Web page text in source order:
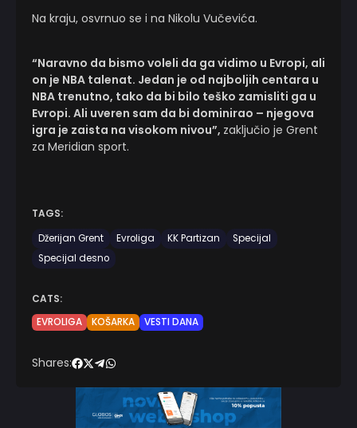
Na kraju, osvrnuo se i na Nikolu Vučevića.
“Naravno da bismo voleli da ga vidimo u Evropi, ali
on je NBA talenat. Jedan je od najboljih centara u
NBA trenutno, tako da bi bilo teško zamisliti ga u
Evropi. Ali uveren sam da bi dominirao – njegova
igra je zaista na visokom nivou”, zaključio je Grent
za Meridian sport.
TAGS:
Džerijan Grent
Evroliga KK Partizan
Specijal
Specijal desno
CATS:
EVROLIGA
KOŠARKA VESTI DANA
Shares: